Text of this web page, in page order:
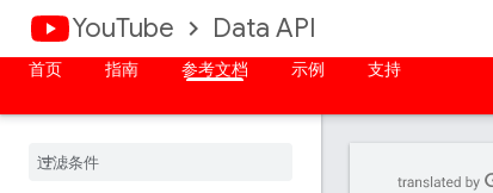
YouTube Data API
首页
指南 参考文档 示例 支持